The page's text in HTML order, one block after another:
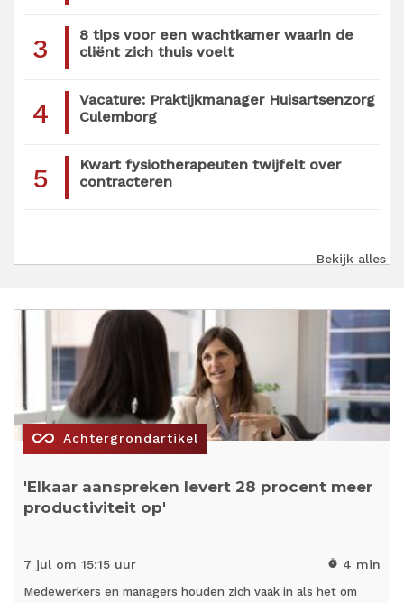
3
8 tips voor een wachtkamer waarin de
cliënt zich thuis voelt
4
Vacature: Praktijkmanager Huisartsenzorg
Culemborg
5
Kwart fysiotherapeuten twijfelt over
contracteren
Bekijk alles
all_inclusive Achtergrondartikel
'Elkaar aanspreken levert 28 procent meer
productiviteit op'
7 jul om 15:15 uur timer 4 min
Medewerkers en managers houden zich vaak in als het om